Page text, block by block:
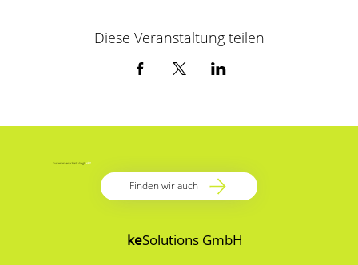
Diese Veranstaltung teilen
Zusammenarbeit klingt toll?
Finden wir auch
keSolutions GmbH